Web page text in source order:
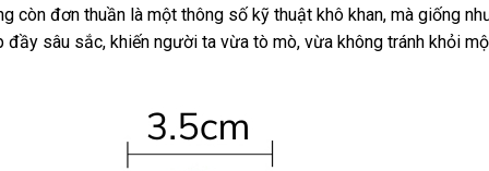
còn đơn thuần là một thông số kỹ thuật khô khan, mà giống
sâu sắc, khiến người ta vừa tò mò, vừa không tránh khỏi